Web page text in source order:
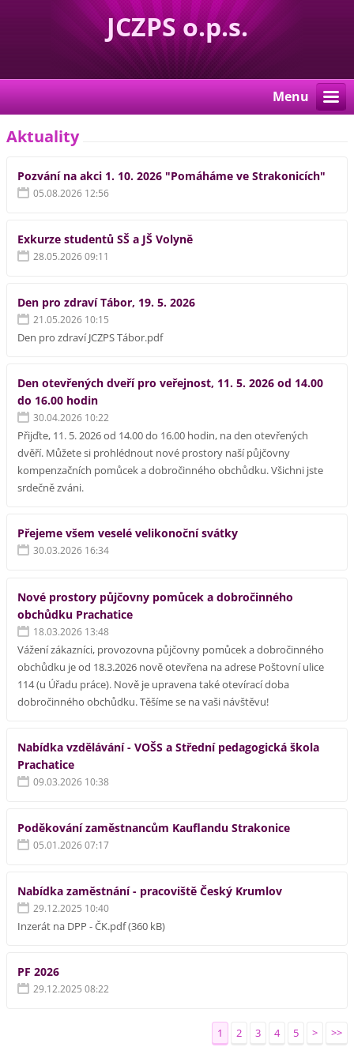
JCZPS o.p.s.
Menu
Aktuality
Pozvání na akci 1. 10. 2026 "Pomáháme ve Strakonicích"
05.08.2026 12:56
Exkurze studentů SŠ a JŠ Volyně
28.05.2026 09:11
Den pro zdraví Tábor, 19. 5. 2026
21.05.2026 10:15
Den pro zdraví JCZPS Tábor.pdf
Den otevřených dveří pro veřejnost, 11. 5. 2026 od 14.00
do 16.00 hodin
30.04.2026 10:22
Přijďte, 11. 5. 2026 od 14.00 do 16.00 hodin, na den otevřených
dvěří. Můžete si prohlédnout nové prostory naší půjčovny
kompenzačních pomůcek a dobročinného obchůdku. Všichni jste
srdečně zváni.
Přejeme všem veselé velikonoční svátky
30.03.2026 16:34
Nové prostory půjčovny pomůcek a dobročinného
obchůdku Prachatice
18.03.2026 13:48
Vážení zákazníci, provozovna půjčovny pomůcek a dobročinného
obchůdku je od 18.3.2026 nově otevřena na adrese Poštovní ulice
114 (u Úřadu práce). Nově je upravena také otevírací doba
dobročinného obchůdku. Těšíme se na vaši návštěvu!
Nabídka vzdělávání - VOŠS a Střední pedagogická škola
Prachatice
09.03.2026 10:38
Poděkování zaměstnancům Kauflandu Strakonice
05.01.2026 07:17
Nabídka zaměstnání - pracoviště Český Krumlov
29.12.2025 10:40
Inzerát na DPP - ČK.pdf (360 kB)
PF 2026
29.12.2025 08:22
1 2 3 4 5 > >>